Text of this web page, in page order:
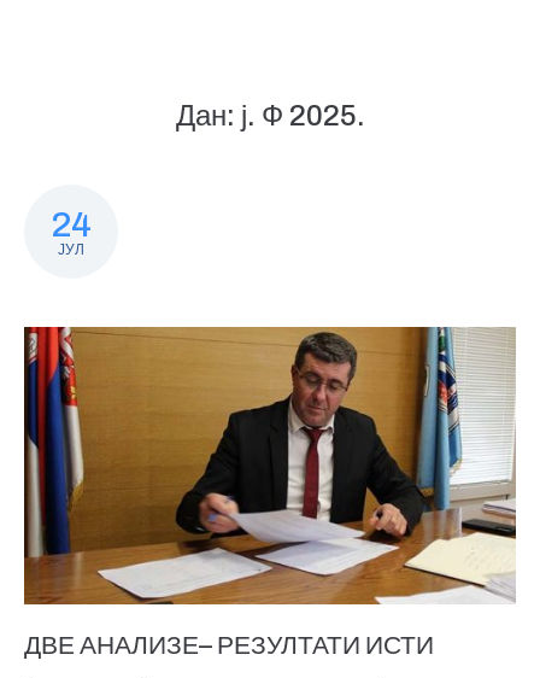
Дан: ј. Ф 2025.
24
ЈУЛ
ДВЕ АНАЛИЗЕ– РЕЗУЛТАТИ ИСТИ